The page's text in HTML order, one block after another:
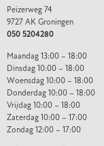
Peizerweg 74
9727 AK Groningen
050 5204280
Maandag 13:00 – 18:00
Dinsdag 10:00 – 18:00
Woensdag 10:00 – 18:00
Donderdag 10:00 – 18:00
Vrijdag 10:00 – 18:00
Zaterdag 10:00 – 17:00
Zondag 12:00 – 17:00